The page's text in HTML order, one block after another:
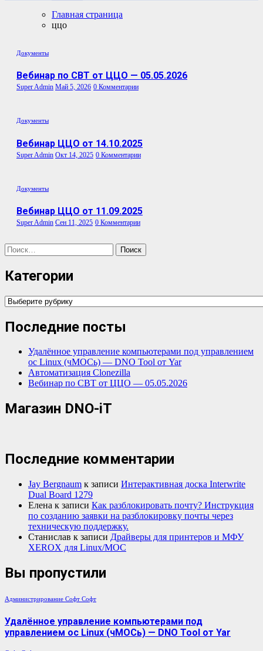
Главная страница
ццо
Документы
Вебинар по СВТ от ЦЦО — 05.05.2026
Super Admin Май 5, 2026 0 Комментарии
Документы
Вебинар ЦЦО от 14.10.2025
Super Admin Окт 14, 2025 0 Комментарии
Документы
Вебинар ЦЦО от 11.09.2025
Super Admin Сен 11, 2025 0 Комментарии
Найти:
Категории
Категории
Последние посты
Удалённое управление компьютерами под управлением
ос Linux (чМОСь) — DNO Tool от Yar
Автоматизация Clonezilla
Вебинар по СВТ от ЦЦО — 05.05.2026
Магазин DNO-iT
Последние комментарии
Jay Bergnaum к записи Интерактивная доска Interwrite
Dual Board 1279
Елена к записи Как разблокировать почту? Инструкция
по созданию заявки на разблокировку почты через
техническую поддержку.
Станислав к записи Драйверы для принтеров и МФУ
XEROX для Linux/МОС
Вы пропустили
Администрирование Софт Софт
Удалённое управление компьютерами под
управлением ос Linux (чМОСь) — DNO Tool от Yar